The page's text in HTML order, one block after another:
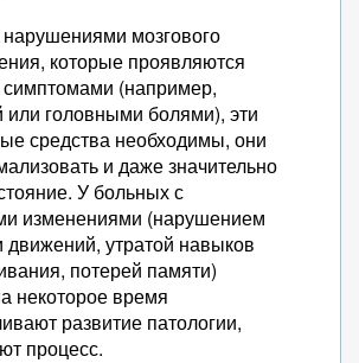
мозгового
которые проявляются
симптомами (например,
или головными болями), эти
средства необходимы, они
и даже значительно
У больных с
изменениями (нарушением
движений, утратой навыков
потерей памяти)
некоторое время
развитие патологии,
процесс.